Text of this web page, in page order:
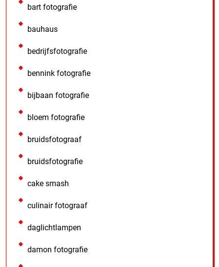
bart fotografie
bauhaus
bedrijfsfotografie
bennink fotografie
bijbaan fotografie
bloem fotografie
bruidsfotograaf
bruidsfotografie
cake smash
culinair fotograaf
daglichtlampen
damon fotografie